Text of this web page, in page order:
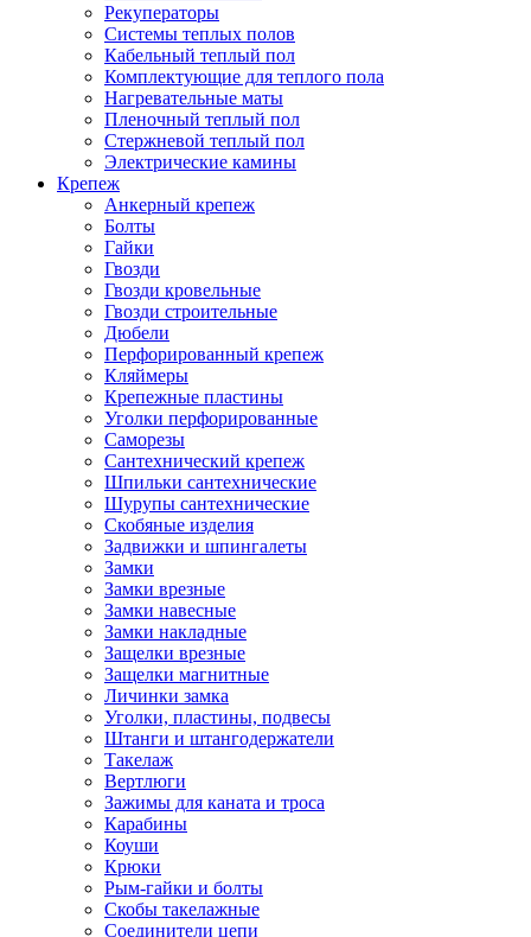
Рекуператоры
Системы теплых полов
Кабельный теплый пол
Комплектующие для теплого пола
Нагревательные маты
Пленочный теплый пол
Стержневой теплый пол
Электрические камины
Крепеж
Анкерный крепеж
Болты
Гайки
Гвозди
Гвозди кровельные
Гвозди строительные
Дюбели
Перфорированный крепеж
Кляймеры
Крепежные пластины
Уголки перфорированные
Саморезы
Сантехнический крепеж
Шпильки сантехнические
Шурупы сантехнические
Скобяные изделия
Задвижки и шпингалеты
Замки
Замки врезные
Замки навесные
Замки накладные
Защелки врезные
Защелки магнитные
Личинки замка
Уголки, пластины, подвесы
Штанги и штангодержатели
Такелаж
Вертлюги
Зажимы для каната и троса
Карабины
Коуши
Крюки
Рым-гайки и болты
Скобы такелажные
Соединители цепи